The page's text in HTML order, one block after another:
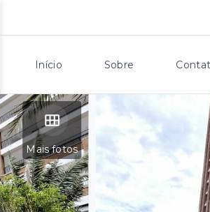
Início Sobre
Mais fotos